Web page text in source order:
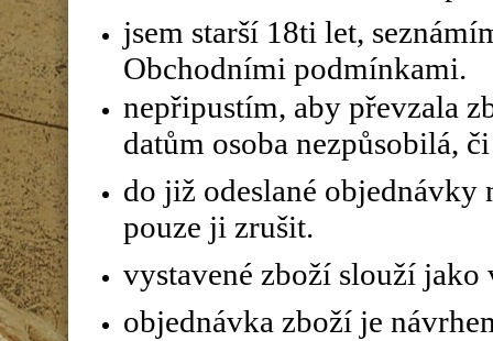
jsem starší 18ti let,
Obchodními podmínkami.
nepřipustím, aby převzala
datům osoba nezpůsobilá,
do již odeslané objednávky
pouze ji zrušit.
vystavené zboží slouží
objednávka zboží je